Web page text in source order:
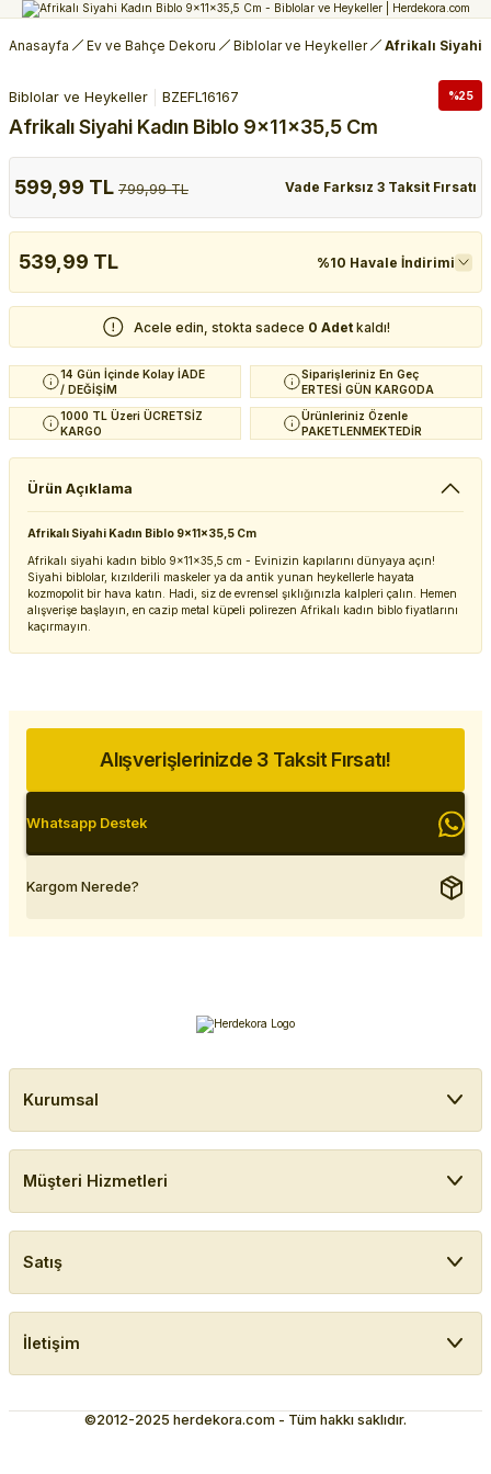
Anasayfa Ev ve Bahçe Dekoru Biblolar ve Heykeller Afrikalı Siyahi
%25
Biblolar ve Heykeller BZEFL16167
Afrikalı Siyahi Kadın Biblo 9x11x35,5 Cm
599,99 TL 799,99 TL Vade Farksız 3 Taksit Fırsatı
539,99 TL %10 Havale İndirimi
Acele edin, stokta sadece 0 Adet kaldı!
14 Gün İçinde Kolay İADE
/ DEĞİŞİM
Siparişleriniz En Geç
ERTESİ GÜN KARGODA
1000 TL Üzeri ÜCRETSİZ
KARGO
Ürünleriniz Özenle
PAKETLENMEKTEDİR
Ürün Açıklama
Afrikalı Siyahi Kadın Biblo 9x11x35,5 Cm
Afrikalı siyahi kadın biblo 9x11x35,5 cm - Evinizin kapılarını dünyaya açın!
Siyahi biblolar, kızılderili maskeler ya da antik yunan heykellerle hayata
kozmopolit bir hava katın. Hadi, siz de evrensel şıklığınızla kalpleri çalın. Hemen
alışverişe başlayın, en cazip metal küpeli polirezen Afrikalı kadın biblo fiyatlarını
kaçırmayın.
Alışverişlerinizde 3 Taksit Fırsatı!
Whatsapp Destek
Kargom Nerede?
Kurumsal
Müşteri Hizmetleri
Satış
İletişim
©2012-2025 herdekora.com - Tüm hakkı saklıdır.